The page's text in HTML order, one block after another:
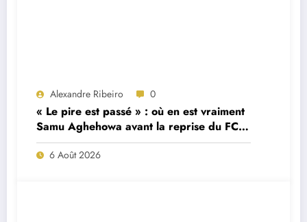
Alexandre Ribeiro 0
« Le pire est passé » : où en est vraiment
Samu Aghehowa avant la reprise du FC
Porto ?
6 Août 2026